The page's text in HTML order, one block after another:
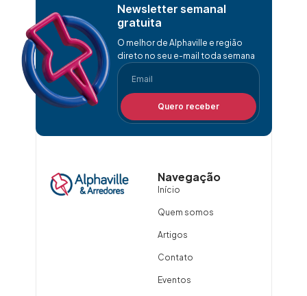
Newsletter semanal
gratuita
O melhor de Alphaville e região
direto no seu e-mail toda semana
Quero receber
Navegação
Início
Quem somos
Artigos
Contato
Eventos